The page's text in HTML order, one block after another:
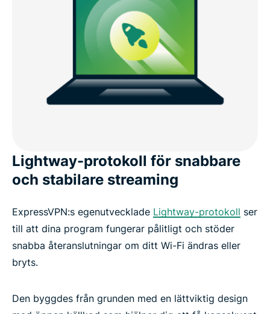
Lightway-protokoll för snabbare
och stabilare streaming
ExpressVPN:s egenutvecklade Lightway-protokoll ser
till att dina program fungerar pålitligt och stöder
snabba återanslutningar om ditt Wi-Fi ändras eller
bryts.
Den byggdes från grunden med en lättviktig design